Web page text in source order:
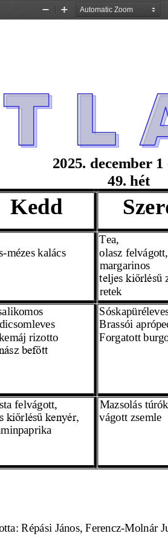
Zoom
Zoom
2025.
december 1
49. hét
Kedd
mézes kalács
Tea,
olasz felvágott,
margarinos
teljes kiőrlésű
retek
rizotto
befőtt
Brassói
Forgatott
felvágott,
kiőrlésű kenyér,
Mazsolás
vágott zsemle
Répási János, Ferencz
-Molnár